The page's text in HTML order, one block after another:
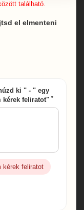
található.
el elmenteni
ki " - " egy
kérek feliratot" *
kérek feliratot